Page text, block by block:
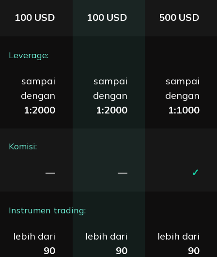
100 USD 100 USD 500 USD
Leverage:
sampai
dengan
1:2000
sampai
dengan
1:2000
sampai
dengan
1:1000
Komisi:
— — ✓
Instrumen trading:
lebih dari
90
lebih dari
90
lebih dari
90